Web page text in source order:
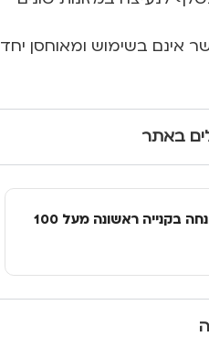
אינם בשימוש ומאוחסן יחד
באתר
ללקוחות חדשים! 10% הנחה בקנייה ראשונה מעל 100